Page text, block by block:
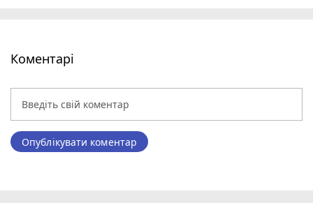
Коментарі
Опублікувати коментар